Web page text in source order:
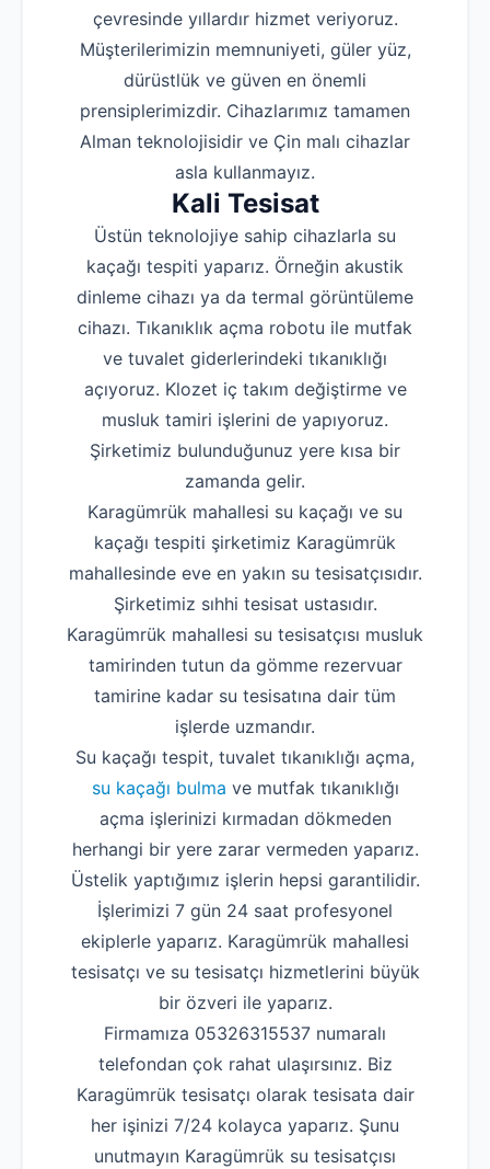
çevresinde yıllardır hizmet veriyoruz.
Müşterilerimizin memnuniyeti, güler yüz,
dürüstlük ve güven en önemli
prensiplerimizdir. Cihazlarımız tamamen
Alman teknolojisidir ve Çin malı cihazlar
asla kullanmayız.
Kali Tesisat
Üstün teknolojiye sahip cihazlarla su
kaçağı tespiti yaparız. Örneğin akustik
dinleme cihazı ya da termal görüntüleme
cihazı. Tıkanıklık açma robotu ile mutfak
ve tuvalet giderlerindeki tıkanıklığı
açıyoruz. Klozet iç takım değiştirme ve
musluk tamiri işlerini de yapıyoruz.
Şirketimiz bulunduğunuz yere kısa bir
zamanda gelir.
Karagümrük mahallesi su kaçağı ve su
kaçağı tespiti şirketimiz Karagümrük
mahallesinde eve en yakın su tesisatçısıdır.
Şirketimiz sıhhi tesisat ustasıdır.
Karagümrük mahallesi su tesisatçısı musluk
tamirinden tutun da gömme rezervuar
tamirine kadar su tesisatına dair tüm
işlerde uzmandır.
Su kaçağı tespit, tuvalet tıkanıklığı açma,
su kaçağı bulma ve mutfak tıkanıklığı
açma işlerinizi kırmadan dökmeden
herhangi bir yere zarar vermeden yaparız.
Üstelik yaptığımız işlerin hepsi garantilidir.
İşlerimizi 7 gün 24 saat profesyonel
ekiplerle yaparız. Karagümrük mahallesi
tesisatçı ve su tesisatçı hizmetlerini büyük
bir özveri ile yaparız.
Firmamıza 05326315537 numaralı
telefondan çok rahat ulaşırsınız. Biz
Karagümrük tesisatçı olarak tesisata dair
her işinizi 7/24 kolayca yaparız. Şunu
unutmayın Karagümrük su tesisatçısı